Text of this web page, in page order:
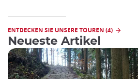
ENTDECKEN SIE UNSERE TOUREN (4)
Neueste Artikel